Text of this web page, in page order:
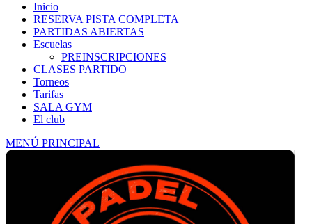
Inicio
RESERVA PISTA COMPLETA
PARTIDAS ABIERTAS
Escuelas
PREINSCRIPCIONES
CLASES PARTIDO
Torneos
Tarifas
SALA GYM
El club
MENÚ PRINCIPAL